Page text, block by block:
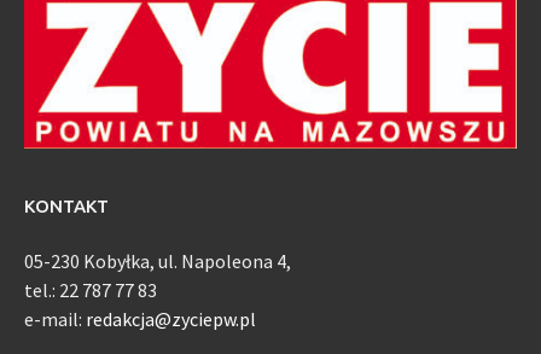
KONTAKT
05-230 Kobyłka, ul. Napoleona 4,
tel.: 22 787 77 83
e-mail: redakcja@zyciepw.pl